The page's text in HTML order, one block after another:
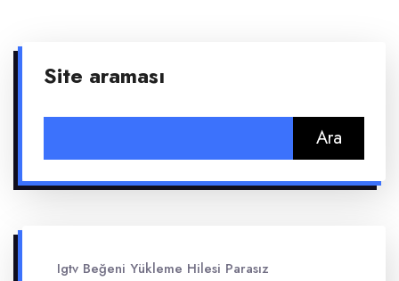
Site araması
Igtv Beğeni Yükleme Hilesi Parasız